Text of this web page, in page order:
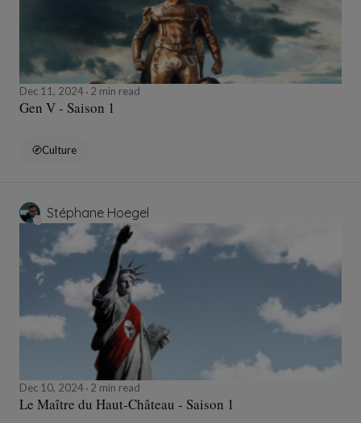
Dec 11, 2024 2 min read
Gen V - Saison 1
Culture
Stéphane Hoegel
Dec 10, 2024 2 min read
Le Maître du Haut-Château - Saison 1